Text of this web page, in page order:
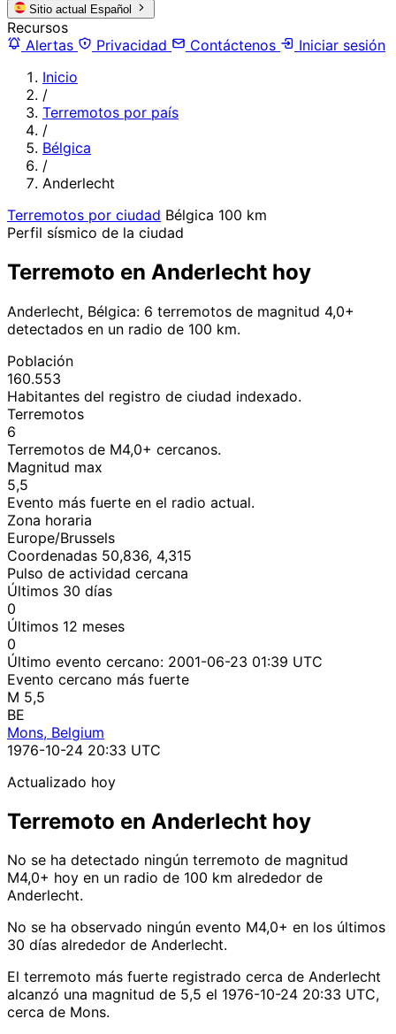
Sitio actual Español
Recursos
Alertas
Privacidad Contáctenos
Iniciar sesión
Inicio
/
Terremotos por país
/
Bélgica
/
Anderlecht
Terremotos por ciudad Bélgica 100 km
Perfil sísmico de la ciudad
Terremoto en Anderlecht hoy
Anderlecht, Bélgica: 6 terremotos de magnitud 4,0+
detectados en un radio de 100 km.
Población
160.553
Habitantes del registro de ciudad indexado.
Terremotos
6
Terremotos de M4,0+ cercanos.
Magnitud max
5,5
Evento más fuerte en el radio actual.
Zona horaria
Europe/Brussels
Coordenadas 50,836, 4,315
Pulso de actividad cercana
Últimos 30 días
0
Últimos 12 meses
0
Último evento cercano: 2001-06-23 01:39 UTC
Evento cercano más fuerte
M 5,5
BE
Mons, Belgium
1976-10-24 20:33 UTC
Actualizado hoy
Terremoto en Anderlecht hoy
No se ha detectado ningún terremoto de magnitud
M4,0+ hoy en un radio de 100 km alrededor de
Anderlecht.
No se ha observado ningún evento M4,0+ en los últimos
30 días alrededor de Anderlecht.
El terremoto más fuerte registrado cerca de Anderlecht
alcanzó una magnitud de 5,5 el 1976-10-24 20:33 UTC,
cerca de Mons.